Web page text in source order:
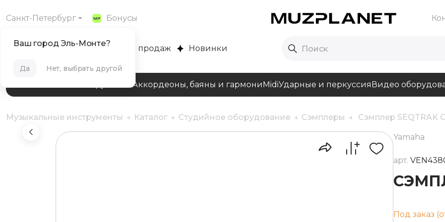
Санкт-Петербург Бонусы
Ваш город Эль-Монте?
Да Нет, выбрать другой
MUZPLANET Хиты продаж Новинки
Клавишные инструментыАккордеоны, баяны и гармониMidiУдарные и перкуссияВидео
Музыкальные инструменты Каталог Студийное оборудование Сэмплеры Сэмплер SEQTRAK
Yamaha
арт.
Под заказ